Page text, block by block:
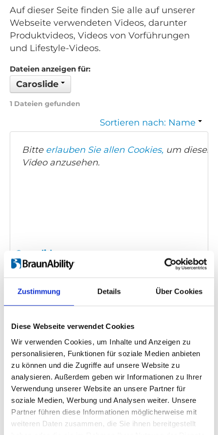
Zustimmung Details Über Cookies
Diese Webseite verwendet Cookies
Wir verwenden Cookies, um Inhalte und Anzeigen zu
personalisieren, Funktionen für soziale Medien anbieten
zu können und die Zugriffe auf unsere Website zu
analysieren. Außerdem geben wir Informationen zu Ihrer
Verwendung unserer Website an unsere Partner für
soziale Medien, Werbung und Analysen weiter. Unsere
Partner führen diese Informationen möglicherweise mit
weiteren Daten zusammen, die Sie ihnen bereitgestellt
Auf dieser Seite finden Sie alle auf unserer
Webseite verwendeten Videos, darunter
Produktvideos, Videos von Vorführungen
und Lifestyle-Videos.
Dateien anzeigen für:
Caroslide
1 Dateien gefunden
Sortieren nach: Name
Bitte erlauben Sie allen Cookies, um dieses
Video anzusehen.
Caroslide
Einbettungscode
(Kopieren Sie den folgenden Code
um das Video einzubetten)
Kategorie: Caroslide, Product video
Zurück 1 Weiter